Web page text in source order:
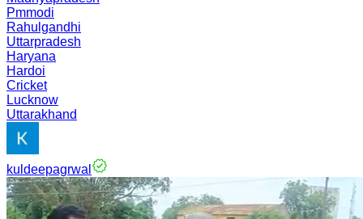
Pmmodi
Rahulgandhi
Uttarpradesh
Haryana
Hardoi
Cricket
Lucknow
Uttarakhand
kuldeepagrwal